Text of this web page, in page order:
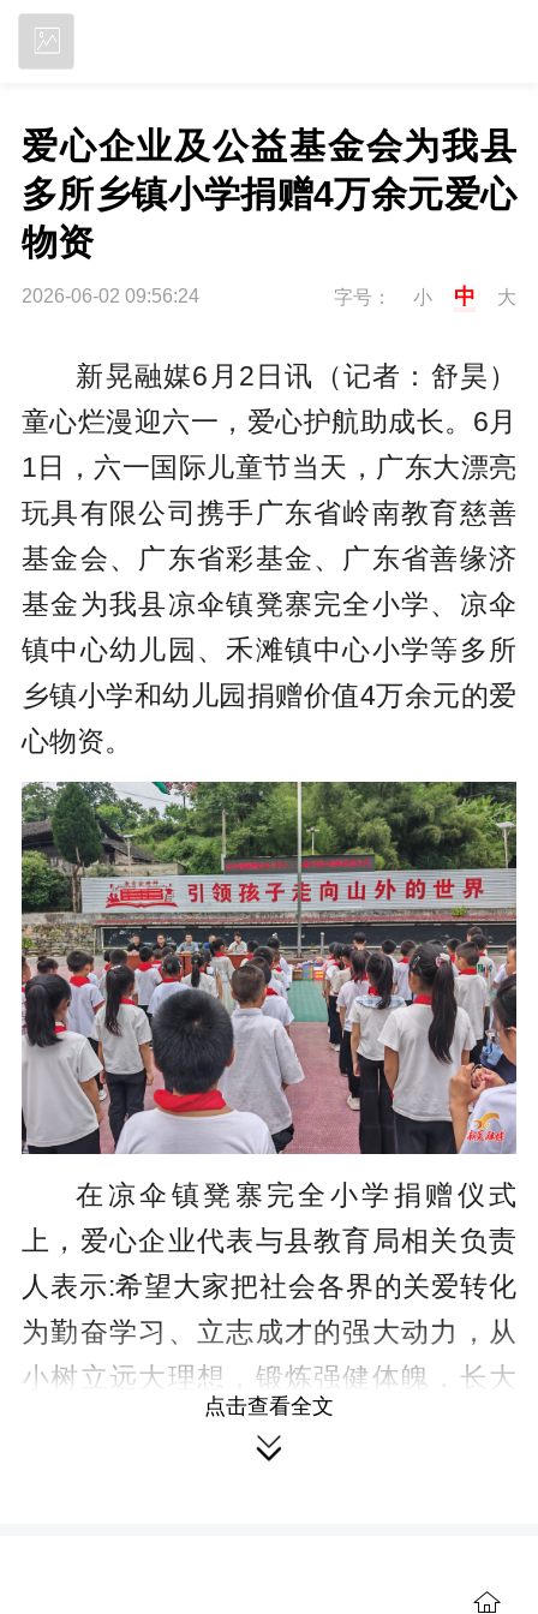
爱心企业及公益基金会为我县
多所乡镇小学捐赠4万余元爱心
物资
2026-06-02 09:56:24 字号： 小 中 大
新晃融媒6月2日讯（记者：舒昊）
童心烂漫迎六一，爱心护航助成长。6月
1日，六一国际儿童节当天，广东大漂亮
玩具有限公司携手广东省岭南教育慈善
基金会、广东省彩基金、广东省善缘济
基金为我县凉伞镇凳寨完全小学、凉伞
镇中心幼儿园、禾滩镇中心小学等多所
乡镇小学和幼儿园捐赠价值4万余元的爱
心物资。
在凉伞镇凳寨完全小学捐赠仪式
上，爱心企业代表与县教育局相关负责
人表示:希望大家把社会各界的关爱转化
为勤奋学习、立志成才的强大动力，从
小树立远大理想，锻炼强健体魄，长大
后用自己的知识和能力建设家乡、回馈
社会。”随后，一箱箱精美的益智玩具、
分发到孩子们手中。孩子们纷纷表示：
点击查看全文
